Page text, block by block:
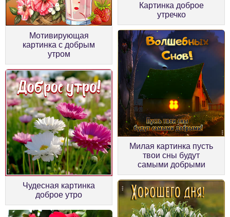
Мотивирующая
картинка с добрым
утром
Картинка доброе
утречко
Чудесная картинка
доброе утро
Милая картинка пусть
твои сны будут
самыми добрыми